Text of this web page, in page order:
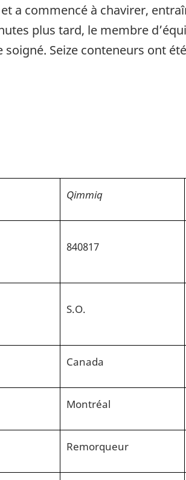
a commencé à chavirer,
plus tard, le membre
Seize conteneurs ont
Qimmiq
840817
S.O.
Canada
Montréal
Remorqueur